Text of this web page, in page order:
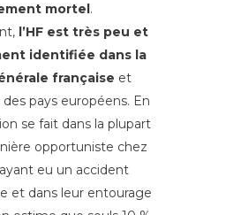
mortel .
l’HF est très peu et
identifiée dans la
française et
pays européens. En
se fait dans la plupart
opportuniste chez
eu un accident
et dans leur entourage